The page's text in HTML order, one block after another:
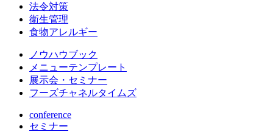
法令対策
衛生管理
食物アレルギー
ノウハウブック
メニューテンプレート
展示会・セミナー
フーズチャネルタイムズ
conference
セミナー